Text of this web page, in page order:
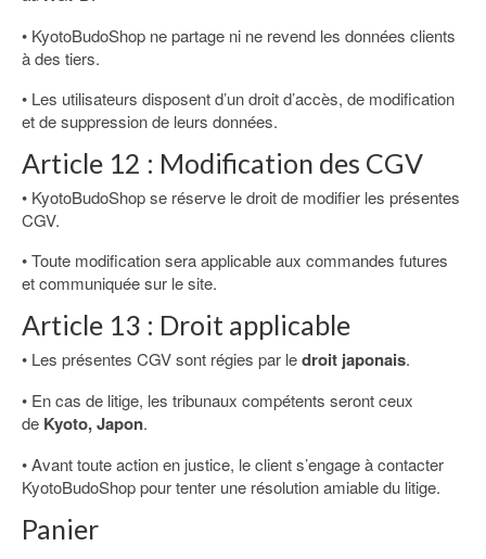
• KyotoBudoShop ne partage ni ne revend les données clients
à des tiers.
• Les utilisateurs disposent d’un droit d’accès, de modification
et de suppression de leurs données.
Article 12 : Modification des CGV
• KyotoBudoShop se réserve le droit de modifier les présentes
CGV.
• Toute modification sera applicable aux commandes futures
et communiquée sur le site.
Article 13 : Droit applicable
• Les présentes CGV sont régies par ledroit japonais.
• En cas de litige, les tribunaux compétents seront ceux
de Kyoto, Japon.
• Avant toute action en justice, le client s’engage à contacter
KyotoBudoShop pour tenter une résolution amiable du litige.
Panier